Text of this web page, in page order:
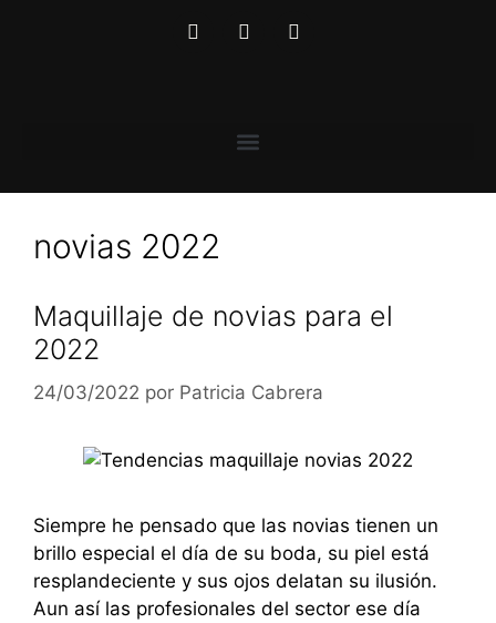
novias 2022
Maquillaje de novias para el
2022
24/03/2022 por Patricia Cabrera
Siempre he pensado que las novias tienen un
brillo especial el día de su boda, su piel está
resplandeciente y sus ojos delatan su ilusión.
Aun así las profesionales del sector ese día